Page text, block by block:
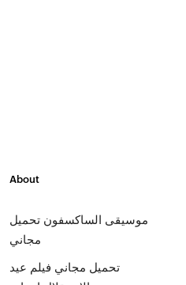
About
موسيقى الساكسفون تحميل
مجاني
تحميل مجاني فيلم عيد